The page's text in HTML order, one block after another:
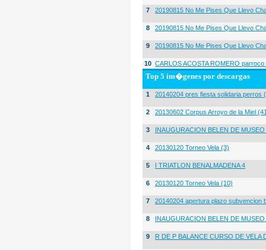
7 20190815 No Me Pises Que Llevo
8 20190815 No Me Pises Que Llevo
9 20190815 No Me Pises Que Llevo
10 CARLOS ACOSTA ROMERO
Top 5 im�genes por descargas
1 20140204 pres fiesta solidaria perros
2 20130602 Corpus Arroyo de la Miel
3 INAUGURACION BELEN DE
4 20130120 Torneo Vela (3)
5 I TRIATLON BENALMADENA 4
6 20130120 Torneo Vela (10)
7 20140204 apertura plazo subvencion
8 INAUGURACION BELEN DE
9 R DE P BALANCE CURSO DE VELA